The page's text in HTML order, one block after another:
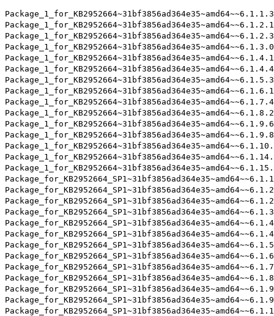
Package_1_for_KB2952664~31bf3856ad364e35~amd64~~6.1.1.3
Package_1_for_KB2952664~31bf3856ad364e35~amd64~~6.1.2.1
Package_1_for_KB2952664~31bf3856ad364e35~amd64~~6.1.2.3
Package_1_for_KB2952664~31bf3856ad364e35~amd64~~6.1.3.0
Package_1_for_KB2952664~31bf3856ad364e35~amd64~~6.1.4.1
Package_1_for_KB2952664~31bf3856ad364e35~amd64~~6.1.4.4
Package_1_for_KB2952664~31bf3856ad364e35~amd64~~6.1.5.3
Package_1_for_KB2952664~31bf3856ad364e35~amd64~~6.1.6.1
Package_1_for_KB2952664~31bf3856ad364e35~amd64~~6.1.7.4
Package_1_for_KB2952664~31bf3856ad364e35~amd64~~6.1.8.2
Package_1_for_KB2952664~31bf3856ad364e35~amd64~~6.1.9.6
Package_1_for_KB2952664~31bf3856ad364e35~amd64~~6.1.9.8